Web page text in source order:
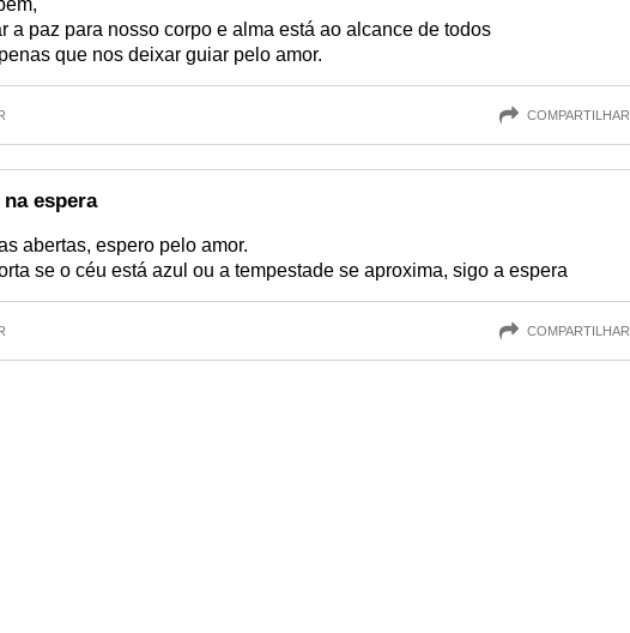
a paz para nosso corpo e alma está ao alcance de todos
que nos deixar guiar pelo amor.
COMPARTILHAR
espera
abertas, espero pelo amor.
se o céu está azul ou a tempestade se aproxima, sigo a espera
COMPARTILHAR